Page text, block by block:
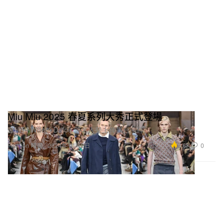
Fashion 時裝
Miu Miu 2025 春夏系列大秀正式登場
邀請到 Willem Dafoe 等名人登上伸展台演繹。
2024年10月2日 6.6K 0